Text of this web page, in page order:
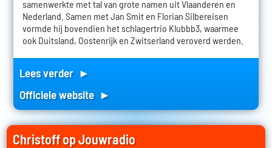
samenwerkte met tal van grote namen uit Vlaanderen en
Nederland. Samen met Jan Smit en Florian Silbereisen
vormde hij bovendien het schlagertrio Klubbb3, waarmee
ook Duitsland, Oostenrijk en Zwitserland veroverd werden.
Lees verder ►
Officiele website ►
Christoff op Jouwradio